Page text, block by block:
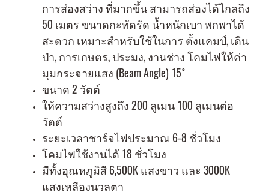
การส่องสว่าง ที่มากขึ้น สามารถส่องได้ไกลถึง
50 เมตร ขนาดกะทัดรัด น้ำหนักเบา พกพาได้
สะดวก เหมาะสำหรับใช้ในการ ตั้งแคมป์, เดิน
ป่า, การเกษตร, ประมง, งานช่าง โคมไฟให้ค่า
มุมกระจายแสง (Beam Angle) 15 ํ
ขนาด 2 วัตต์
ให้ความสว่างสูงถึง 200 ลูเมน 100 ลูเมนต่อ
วัตต์
ระยะเวลาชาร์จไฟประมาณ 6-8 ชั่วโมง
โคมไฟใช้งานได้ 18 ชั่วโมง
มีทั้งอุณหภูมิสี 6,500K แสงขาว และ 3000K
แสงเหลืองนวลตา